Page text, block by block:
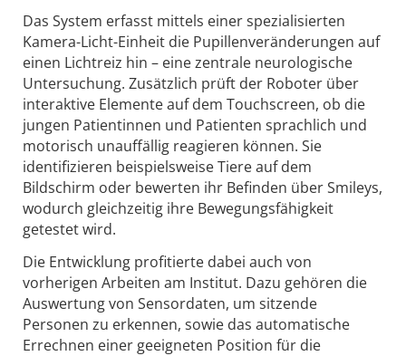
Das System erfasst mittels einer spezialisierten
Kamera-Licht-Einheit die Pupillenveränderungen auf
einen Lichtreiz hin – eine zentrale neurologische
Untersuchung. Zusätzlich prüft der Roboter über
interaktive Elemente auf dem Touchscreen, ob die
jungen Patientinnen und Patienten sprachlich und
motorisch unauffällig reagieren können. Sie
identifizieren beispielsweise Tiere auf dem
Bildschirm oder bewerten ihr Befinden über Smileys,
wodurch gleichzeitig ihre Bewegungsfähigkeit
getestet wird.
Die Entwicklung profitierte dabei auch von
vorherigen Arbeiten am Institut. Dazu gehören die
Auswertung von Sensordaten, um sitzende
Personen zu erkennen, sowie das automatische
Errechnen einer geeigneten Position für die